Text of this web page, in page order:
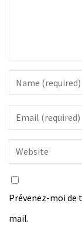
Prévenez-moi de
mail.